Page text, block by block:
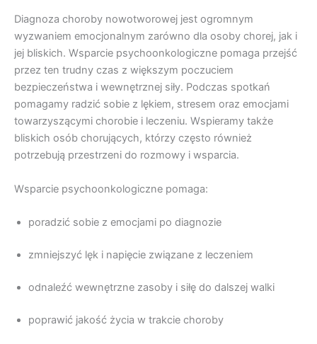
Diagnoza choroby nowotworowej jest ogromnym
wyzwaniem emocjonalnym zarówno dla osoby chorej, jak i
jej bliskich. Wsparcie psychoonkologiczne pomaga przejść
przez ten trudny czas z większym poczuciem
bezpieczeństwa i wewnętrznej siły. Podczas spotkań
pomagamy radzić sobie z lękiem, stresem oraz emocjami
towarzyszącymi chorobie i leczeniu. Wspieramy także
bliskich osób chorujących, którzy często również
potrzebują przestrzeni do rozmowy i wsparcia.
Wsparcie psychoonkologiczne pomaga:
poradzić sobie z emocjami po diagnozie
zmniejszyć lęk i napięcie związane z leczeniem
odnaleźć wewnętrzne zasoby i siłę do dalszej walki
poprawić jakość życia w trakcie choroby